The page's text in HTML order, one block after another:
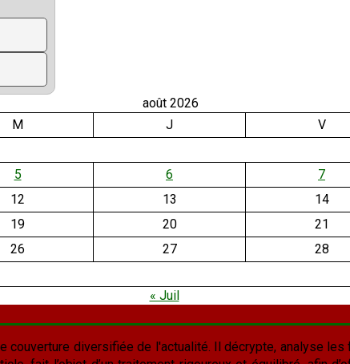
août 2026
M J V
5 6
7
12 13
14
19 20
21
26 27
28
« Juil
couverture diversifiée de l'actualité. Il décrypte, analyse